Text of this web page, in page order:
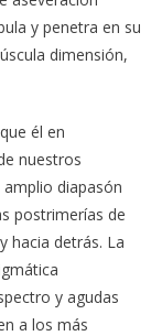
y penetra en su
dimensión,
él en
nuestros
diapasón
postrimerías de
hacia detrás. La
y agudas
a los más